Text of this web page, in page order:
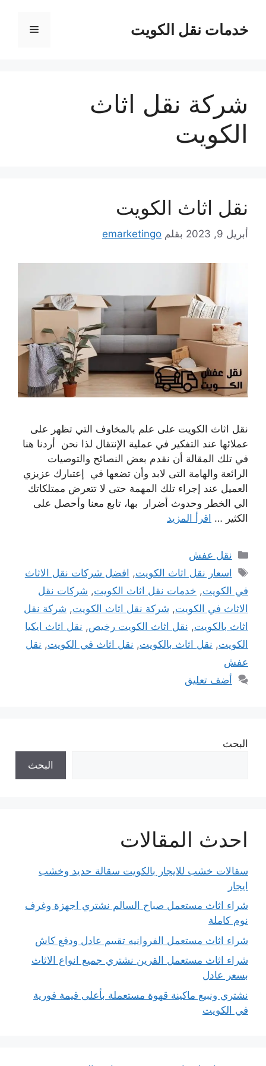
المحتوىخدمات نقل الكويت القائمة
شركة نقل اثاث
الكويت
نقل اثاث الكويت
أبريل 9, 2023 بقلم emarketingo
نقل اثاث الكويت على علم بالمخاوف التي تظهر على
عملائها عند التفكير في عملية الإنتقال لذا نحن أردنا هنا
في تلك المقالة أن نقدم بعض النصائح والتوصيات
الرائعة والهامة التى لابد وأن تضعها في إعتبارك عزيزي
العميل عند إجراء تلك المهمة حتى لا تتعرض ممتلكاتك
الي الخطر وحدوث أضرار بها، تابع معنا وأحصل على
الكثير … اقرأ المزيد
التصنيفات
نقل عفش
الوسوم
اسعار نقل اثاث الكويت, افضل شركات نقل الاثاث
في الكويت, خدمات نقل اثاث الكويت, شركات نقل
الاثاث في الكويت, شركة نقل اثاث الكويت, شركة نقل
اثاث بالكويت, نقل اثاث الكويت رخيص, نقل اثاث ايكيا
الكويت, نقل اثاث بالكويت, نقل اثاث في الكويت, نقل
عفش
أضف تعليق
البحث
البحث
احدث المقالات
سقالات خشب للايجار بالكويت سقالة حديد وخشب
ايجار
شراء اثاث مستعمل صباح السالم نشتري اجهزة وغرف
نوم كاملة
شراء اثاث مستعمل الفروانيه تقييم عادل ودفع كاش
شراء اثاث مستعمل القرين نشتري جميع انواع الاثاث
بسعر عادل
نشتري ونبيع ماكينة قهوة مستعملة بأعلى قيمة فورية
في الكويت